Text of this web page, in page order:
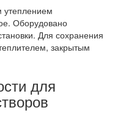
Оборудовано
Для сохранения
закрытым
для